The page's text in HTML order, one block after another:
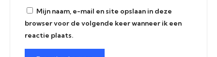
Mijn naam, e-mail en site opslaan in deze
browser voor de volgende keer wanneer ik een
reactie plaats.